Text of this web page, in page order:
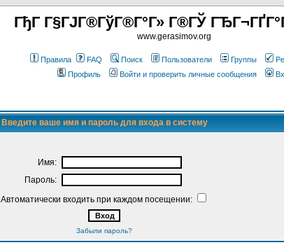
ГђГ Г§ГЈГ®ГўГ®Г°Г» Г®ГЎ
www.gerasimov.org
Правила FAQ Поиск Пользователи Группы
Профиль
Войти и проверить личные сообщения
Введите ваше имя и пароль для входа в систему
Имя:
Пароль:
Автоматически входить при каждом посещении:
Забыли пароль?